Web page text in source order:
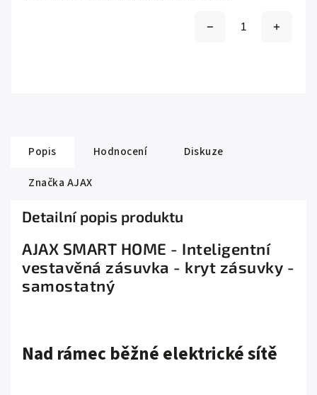
Popis Hodnocení
Diskuze
Značka AJAX
Detailní popis produktu
AJAX SMART HOME - Inteligentní
vestavěná zásuvka - kryt zásuvky -
samostatný
Nad rámec běžné elektrické sítě